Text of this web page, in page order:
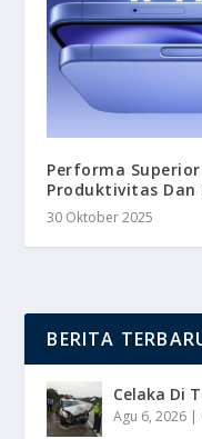
Performa
Produktivitas
30 Oktober 2025
BERITA
Celaka Di
Agu 6, 2026 |